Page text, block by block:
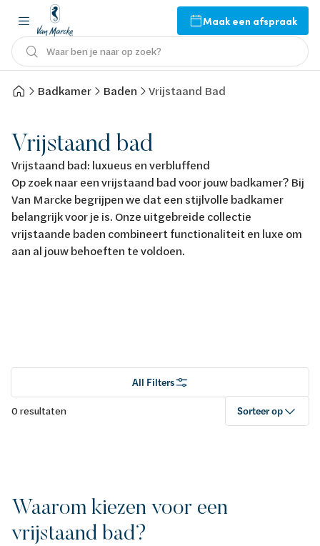
Maak een afspraak
Waar ben je naar op zoek?
Badkamer Baden Vrijstaand Bad
Vrijstaand bad
Vrijstaand bad: luxueus en verbluffend
Op zoek naar een vrijstaand bad voor jouw badkamer? Bij
Van Marcke begrijpen we dat een stijlvolle badkamer
belangrijk voor je is. Onze uitgebreide collectie
vrijstaande baden combineert functionaliteit en luxe om
aan al jouw behoeften te voldoen.
All Filters
0 resultaten Sorteer op
Waarom kiezen voor een
vrijstaand bad?